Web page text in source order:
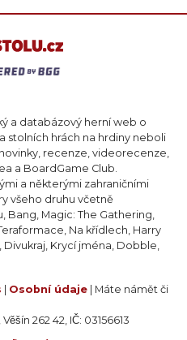
a databázový herní web o
stolních hrách na hrdiny neboli
novinky, recenze, videorecenze,
a BoardGame Club.
a některými zahraničními
všeho druhu včetně
Bang, Magic: The Gathering,
Na křídlech, Harry
Divukraj, Krycí jména, Dobble,
Osobní údaje | Máte námět či
262 42, IČ: 03156613